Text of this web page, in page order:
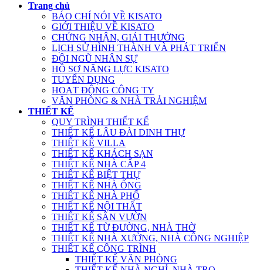
Trang chủ
BÁO CHÍ NÓI VỀ KISATO
GIỚI THIỆU VỀ KISATO
CHỨNG NHẬN, GIẢI THƯỞNG
LỊCH SỬ HÌNH THÀNH VÀ PHÁT TRIỂN
ĐỘI NGŨ NHÂN SỰ
HỒ SƠ NĂNG LỰC KISATO
TUYỂN DỤNG
HOẠT ĐỘNG CÔNG TY
VĂN PHÒNG & NHÀ TRẢI NGHIỆM
THIẾT KẾ
QUY TRÌNH THIẾT KẾ
THIẾT KẾ LÂU ĐÀI DINH THỰ
THIẾT KẾ VILLA
THIẾT KẾ KHÁCH SẠN
THIẾT KẾ NHÀ CẤP 4
THIẾT KẾ BIỆT THỰ
THIẾT KẾ NHÀ ỐNG
THIẾT KẾ NHÀ PHỐ
THIẾT KẾ NỘI THẤT
THIẾT KẾ SÂN VƯỜN
THIẾT KẾ TỪ ĐƯỜNG, NHÀ THỜ
THIẾT KẾ NHÀ XƯỞNG, NHÀ CÔNG NGHIỆP
THIẾT KẾ CÔNG TRÌNH
THIẾT KẾ VĂN PHÒNG